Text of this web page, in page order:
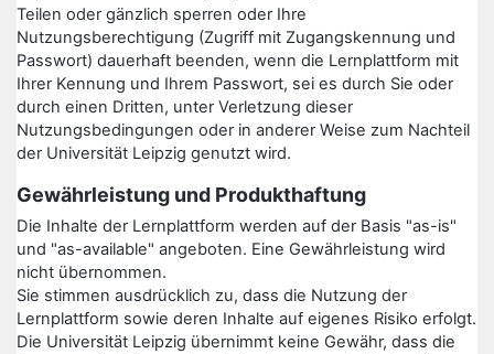
Teilen oder gänzlich sperren oder Ihre
Nutzungsberechtigung (Zugriff mit Zugangskennung und
Passwort) dauerhaft beenden, wenn die Lernplattform mit
Ihrer Kennung und Ihrem Passwort, sei es durch Sie oder
durch einen Dritten, unter Verletzung dieser
Nutzungsbedingungen oder in anderer Weise zum Nachteil
der Universität Leipzig genutzt wird.
Gewährleistung und Produkthaftung
Die Inhalte der Lernplattform werden auf der Basis "as-is"
und "as-available" angeboten. Eine Gewährleistung wird
nicht übernommen.
Sie stimmen ausdrücklich zu, dass die Nutzung der
Lernplattform sowie deren Inhalte auf eigenes Risiko erfolgt.
Die Universität Leipzig übernimmt keine Gewähr, dass die